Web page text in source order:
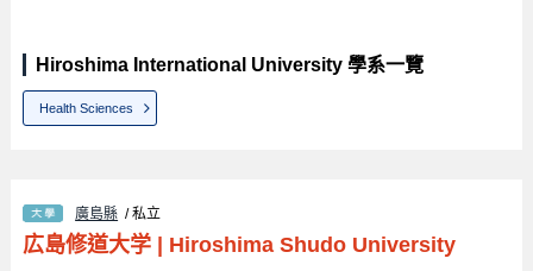
Hiroshima International University 學系一覽
Health Sciences
廣島縣 / 私立
広島修道大学| Hiroshima Shudo University